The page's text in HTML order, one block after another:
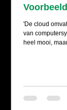
'De cloud
van
heel mooi,